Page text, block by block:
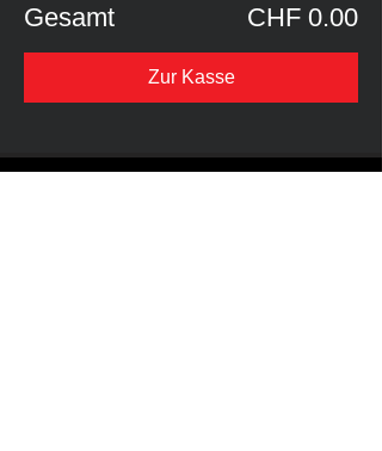
Gesamt CHF 0.00
Zur Kasse